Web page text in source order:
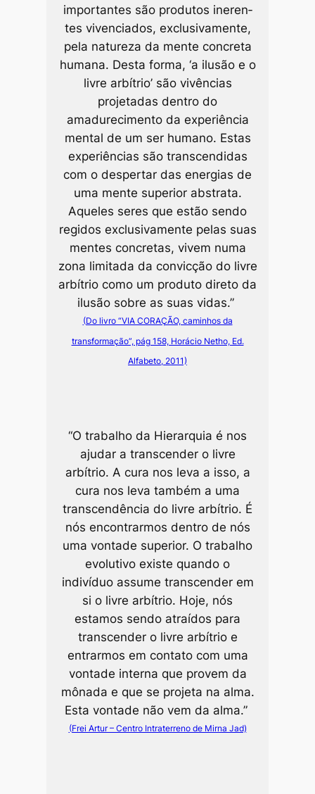
importantes são produtos ineren­
tes vivenciados, exclusivamente,
pela natureza da mente concreta
hu­mana. Desta forma, ‘a ilusão e o
livre arbítrio’ são vivências
projetadas dentro do
amadurecimento da experiência
mental de um ser humano. Estas
experiências são transcendidas
com o despertar das energias de
uma mente superior abstrata.
Aqueles seres que estão sendo
regidos ex­clusivamente pelas suas
mentes concretas, vivem numa
zona limitada da convicção do livre
arbítrio como um produto direto da
ilusão sobre as suas vidas.”
(Do livro “VIA CORAÇÃO, caminhos da
transformação”, pág 158, Horácio Netho, Ed.
Alfabeto, 2011)
“O trabalho da Hierarquia é nos
ajudar a transcender o livre
arbítrio. A cura nos leva a isso, a
cura nos leva também a uma
transcendência do livre arbítrio. É
nós encontrarmos dentro de nós
uma vontade superior. O trabalho
evolutivo existe quando o
indivíduo assume transcender em
si o livre arbítrio. Hoje, nós
estamos sendo atraídos para
transcender o livre arbítrio e
entrarmos em contato com uma
vontade interna que provem da
mônada e que se projeta na alma.
Esta vontade não vem da alma.”
(Frei Artur – Centro Intraterreno de Mirna Jad)